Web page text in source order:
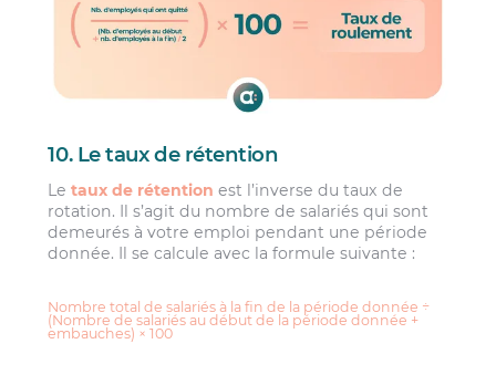
10. Le taux de rétention
Letaux de rétention est l’inverse du taux de
rotation. Il s’agit du nombre de salariés qui sont
demeurés à votre emploi pendant une période
donnée. Il se calcule avec la formule suivante :
Nombre total de salariés à la fin de la période donnée ÷
(Nombre de salariés au début de la période donnée +
embauches) × 100